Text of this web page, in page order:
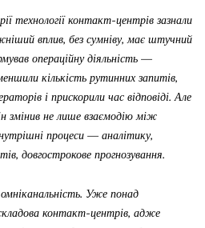
технології контакт-центрів зазнали
вплив, без сумніву, має штучний
операційну діяльність —
кількість рутинних запитів,
і прискорили час відповіді.Але
не лише взаємодію між
процеси — аналітику,
довгострокове прогнозування.
Уже понад
контакт-центрів, адже